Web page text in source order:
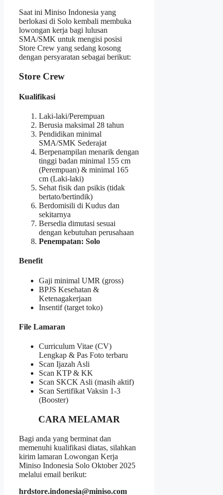
Saat ini Miniso Indonesia yang
berlokasi di Solo kembali membuka
lowongan kerja bagi lulusan
SMA/SMK untuk mengisi posisi
Store Crew yang sedang kosong
dengan persyaratan sebagai berikut:
Store Crew
Kualifikasi
Laki-laki/Perempuan
Berusia maksimal 28 tahun
Pendidikan minimal
SMA/SMK Sederajat
Berpenampilan menarik dengan
tinggi badan minimal 155 cm
(Perempuan) & minimal 165
cm (Laki-laki)
Sehat fisik dan psikis (tidak
bertato/bertindik)
Berdomisili di Kudus dan
sekitarnya
Bersedia dimutasi sesuai
dengan kebutuhan perusahaan
Penempatan: Solo
Benefit
Gaji minimal UMR (gross)
BPJS Kesehatan &
Ketenagakerjaan
Insentif (target toko)
File Lamaran
Curriculum Vitae (CV)
Lengkap & Pas Foto terbaru
Scan Ijazah Asli
Scan KTP & KK
Scan SKCK Asli (masih aktif)
Scan Sertifikat Vaksin 1-3
(Booster)
CARA MELAMAR
Bagi anda yang berminat dan
memenuhi kualifikasi diatas, silahkan
kirim lamaran Lowongan Kerja
Miniso Indonesia Solo Oktober 2025
melalui email berikut:
hrdstore.indonesia@miniso.com